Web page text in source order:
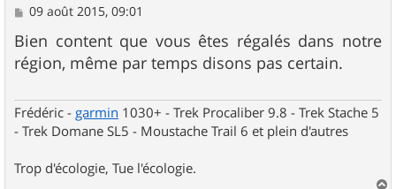
M
s
s
a
09 août 2015, 09:01
Bien content que vous êtes régalés dans notre
région, même par temps disons pas certain.
Frédéric - garmin 1030+ - Trek Procaliber 9.8 - Trek Stache 5
- Trek Domane SL5 - Moustache Trail 6 et plein d'autres
Trop d'écologie, Tue l'écologie.